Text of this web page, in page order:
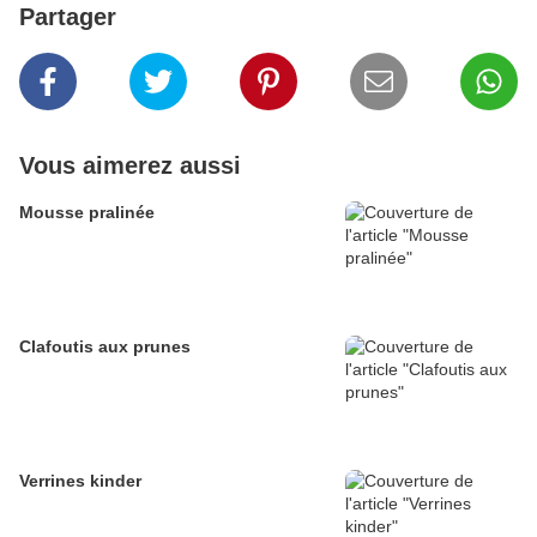
Partager
Vous aimerez aussi
Mousse pralinée
Clafoutis aux prunes
Verrines kinder